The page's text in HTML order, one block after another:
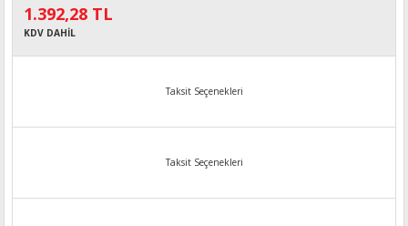
1.392,28 TL
KDV DAHİL
Taksit Seçenekleri
Taksit Seçenekleri